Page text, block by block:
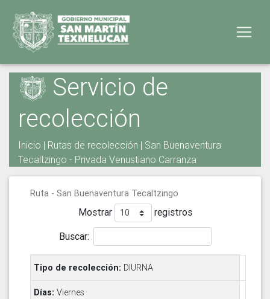
Servicio de
recolección
Inicio | Rutas de recolección | San Buenaventura
Tecaltzingo - Privada Venustiano Carranza
Ruta - San Buenaventura Tecaltzingo
Mostrar
registros
Buscar:
DIURNA
Viernes